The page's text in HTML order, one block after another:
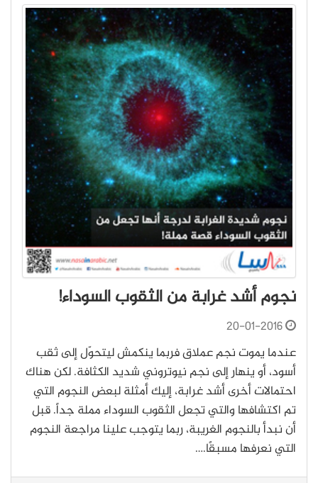
نجوم أشد غرابة من الثقوب السوداء!
20-01-2016
عندما يموت نجم عملاق فربما ينكمش ليتحوّل إلى ثقب
أسود، أو ينهار إلى نجم نيوتروني شديد الكثافة. لكن هناك
احتمالات أخرى أشد غرابة، إليك أمثلة لبعض النجوم التي
تم اكتشافها والتي تجعل الثقوب السوداء مملة جداً. قبل
أن نبدأ بالنجوم الغريبة، ربما يتوجب علينا مراجعة النجوم
التي نعرفها مسبقًا.…